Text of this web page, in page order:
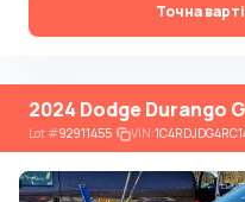
Точна
2024 Dodge Durango
Lot#92911455 VIN: